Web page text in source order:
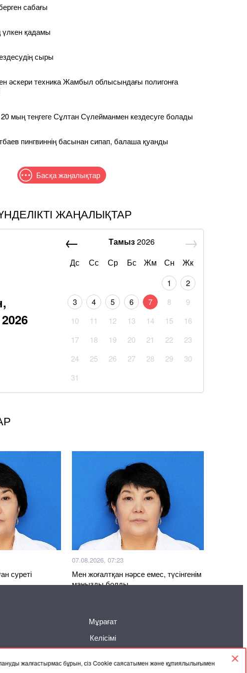
жалғастырмас бұрын, сіз Cookie саясатымен және құпиялылығымен
сабағы
үлкен қадамы
сыры
әскери техника Жамбыл облысындағы полигонға
мың теңгеге Сұлтан Сүлейманмен кездесуге болады
пингвиннің басынан сипап, балаша қуанды
Басқа жаңалықтар
ЖАҢАЛЫҚТАР
Тамыз2026
Дс
Сс Ср Бс Жм Сн Жк
1
2
3
4 5 6 7 8
9
10
11 12 13 14 15
16
17
18 19 20 21 22
23
24
25 26 27 28 29
30
31
суреті
07.08.2026, 07:23
Мен жоғалтқан нәрсе емес, түсінгенім
маңызды болды
Мұрағат
Келісімі